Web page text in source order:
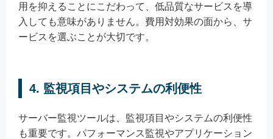
用を抑えることにこだわって、低品質なサービスを導
入しても意味がありません。費用対効果の面から、サ
ービスを選ぶことが大切です。
4. 監視項目やシステムの利便性
サーバー監視ツールは、監視項目やシステムの利便性
も重要です。パフォーマンス監視やアプリケーション